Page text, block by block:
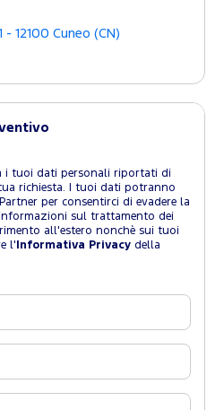
12100 Cuneo (CN)
i tuoi dati personali riportati di
richiesta. I tuoi dati potranno
per consentirci di evadere la
sul trattamento dei
all'estero nonchè sui tuoi
l' Informativa Privacy della